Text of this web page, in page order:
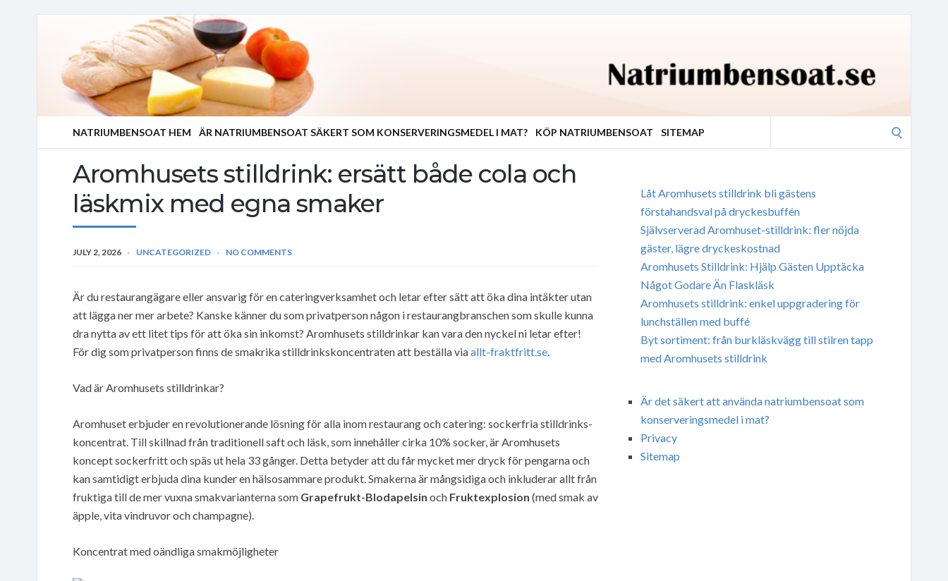
NATRIUMBENSOAT HEM ÄR NATRIUMBENSOAT SÄKERT SOM KONSERVERINGSMEDEL I MAT? KÖP NATRIUMBENSOAT SITEMAP
Aromhusets stilldrink: ersätt både cola och
läskmix med egna smaker
JULY 2, 2026 UNCATEGORIZED NO COMMENTS
Är du restaurangägare eller ansvarig för en cateringverksamhet och letar efter sätt att öka dina intäkter utan
att lägga ner mer arbete? Kanske känner du som privatperson någon i restaurangbranschen som skulle kunna
dra nytta av ett litet tips för att öka sin inkomst? Aromhusets stilldrinkar kan vara den nyckel ni letar efter!
För dig som privatperson finns de smakrika stilldrinkskoncentraten att beställa viaallt-fraktfritt.se.
Vad är Aromhusets stilldrinkar?
Aromhuset erbjuder en revolutionerande lösning för alla inom restaurang och catering: sockerfria stilldrinks-
koncentrat. Till skillnad från traditionell saft och läsk, som innehåller cirka 10% socker, är Aromhusets
koncept sockerfritt och späs ut hela 33 gånger. Detta betyder att du får mycket mer dryck för pengarna och
kan samtidigt erbjuda dina kunder en hälsosammare produkt. Smakerna är mångsidiga och inkluderar allt från
fruktiga till de mer vuxna smakvarianterna som Grapefrukt-Blodapelsin och Fruktexplosion (med smak av
äpple, vita vindruvor och champagne).
Koncentrat med oändliga smakmöjligheter
Låt Aromhusets stilldrink bli gästens
förstahandsval på dryckesbuffén
Självserverad Aromhuset-stilldrink: fler nöjda
gäster, lägre dryckeskostnad
Aromhusets Stilldrink: Hjälp Gästen Upptäcka
Något Godare Än Flaskläsk
Aromhusets stilldrink: enkel uppgradering för
lunchställen med buffé
Byt sortiment: från burkläskvägg till stilren tapp
med Aromhusets stilldrink
Är det säkert att använda natriumbensoat som
konserveringsmedel i mat?
Privacy
Sitemap